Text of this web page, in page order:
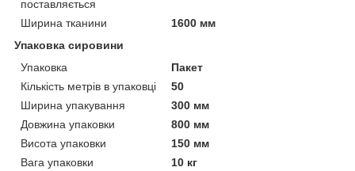
поставляється
Ширина тканини
1600 мм
Упаковка сировини
Упаковка
Пакет
Кількість метрів в упаковці
50
Ширина упакування
300 мм
Довжина упаковки
800 мм
Висота упаковки
150 мм
Вага упаковки
10 кг